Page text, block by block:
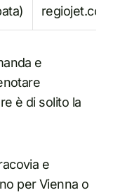
regiojet.com
e
è di solito la
e
per Vienna o